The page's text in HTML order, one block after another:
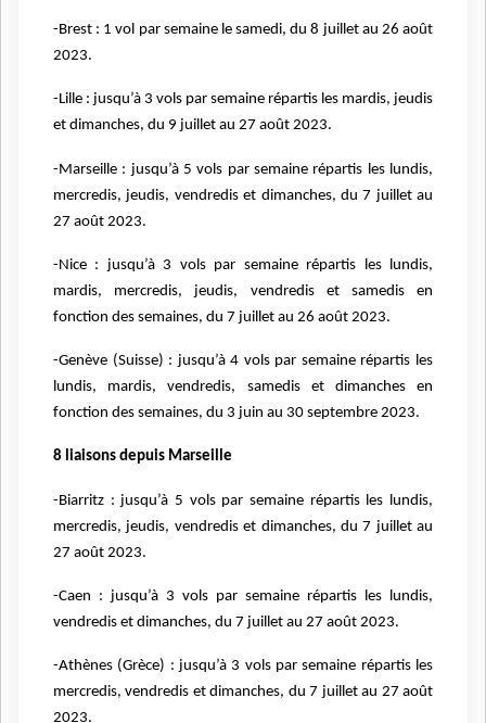
-Brest : 1 vol par semaine le samedi, du 8 juillet au 26 août
2023.
-Lille : jusqu’à 3 vols par semaine répartis les mardis, jeudis
et dimanches, du 9 juillet au 27 août 2023.
-Marseille : jusqu’à 5 vols par semaine répartis les lundis,
mercredis, jeudis, vendredis et dimanches, du 7 juillet au
27 août 2023.
-Nice : jusqu’à 3 vols par semaine répartis les lundis,
mardis, mercredis, jeudis, vendredis et samedis en
fonction des semaines, du 7 juillet au 26 août 2023.
-Genève (Suisse) : jusqu’à 4 vols par semaine répartis les
lundis, mardis, vendredis, samedis et dimanches en
fonction des semaines, du 3 juin au 30 septembre 2023.
8 liaisons depuis Marseille
-Biarritz : jusqu’à 5 vols par semaine répartis les lundis,
mercredis, jeudis, vendredis et dimanches, du 7 juillet au
27 août 2023.
-Caen : jusqu’à 3 vols par semaine répartis les lundis,
vendredis et dimanches, du 7 juillet au 27 août 2023.
-Athènes (Grèce) : jusqu’à 3 vols par semaine répartis les
mercredis, vendredis et dimanches, du 7 juillet au 27 août
2023.